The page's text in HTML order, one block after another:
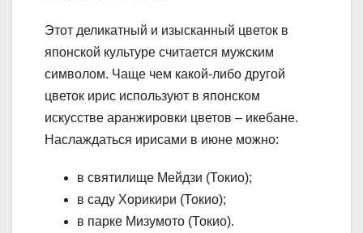
Этот деликатный и изысканный цветок в
японской культуре считается мужским
символом. Чаще чем какой-либо другой
цветок ирис используют в японском
искусстве аранжировки цветов – икебане.
Наслаждаться ирисами в июне можно:
в святилище Мейдзи (Токио);
в саду Хорикири (Токио);
в парке Мизумото (Токио).